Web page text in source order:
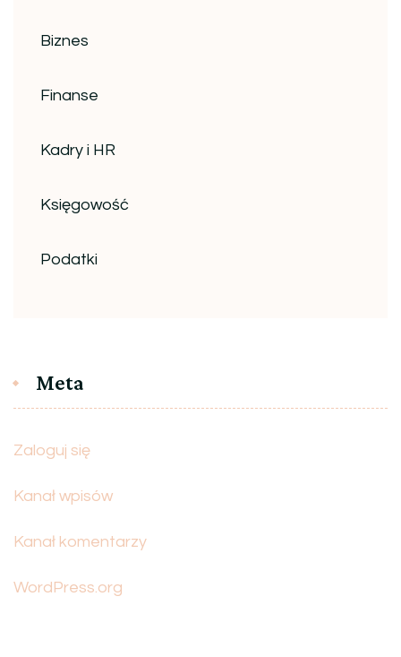
Biznes
Finanse
Kadry i HR
Księgowość
Podatki
Meta
Zaloguj się
Kanał wpisów
Kanał komentarzy
WordPress.org